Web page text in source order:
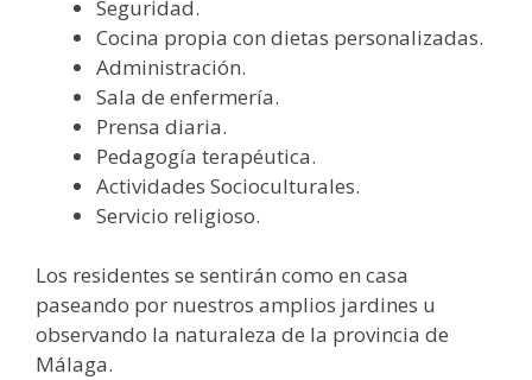
Seguridad.
Cocina propia con dietas personalizadas.
Administración.
Sala de enfermería.
Prensa diaria.
Pedagogía terapéutica.
Actividades Socioculturales.
Servicio religioso.
Los residentes se sentirán como en casa
paseando por nuestros amplios jardines u
observando la naturaleza de la provincia de
Málaga.